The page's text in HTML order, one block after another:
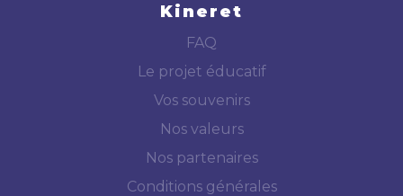
Kineret
FAQ
Le projet éducatif
Vos souvenirs
Nos valeurs
Nos partenaires
Conditions générales